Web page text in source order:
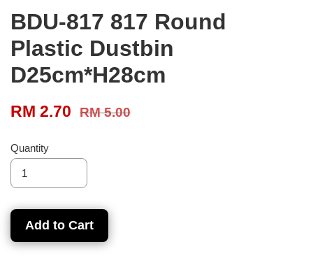
BDU-817 817 Round
Plastic Dustbin
D25cm*H28cm
RM 2.70 RM 5.00
Quantity
Add to Cart